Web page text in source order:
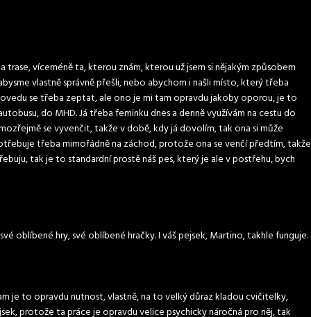
trase, víceméně ta, kterou znám, kterou už jsem si nějakým způsobem
vlastně správně přešli, nebo abychom i našli místo, který třeba
se třeba zeptat, ale ono je mi tam opravdu jakoby oporou, je to
do MHD. Já třeba feminku dnes a denně využívám na cestu do
se vyvenčit, takže v době, kdy já dovolím, tak ona si může
třeba mimořádně na záchod, protože ona se venčí předtím, takže
tak je to standardní prostě náš pes, který je ale v postřehu, bych
oblíbené hry, své oblíbené hračky. I váš pejsek, Martino, takhle funguje.
je to opravdu nutnost, vlastně, na to velký důraz kladou cvičitelky,
protože ta práce je opravdu velice psychicky náročná pro něj, tak